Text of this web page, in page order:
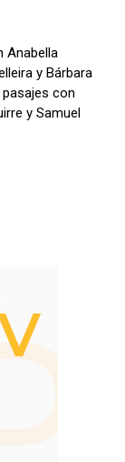
Anabella
y Bárbara
con
y Samuel